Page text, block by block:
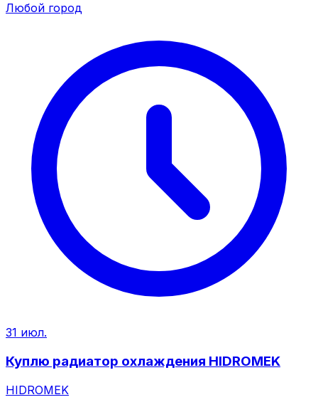
Любой город
31 июл.
Куплю радиатор охлаждения HIDROMEK
HIDROMEK